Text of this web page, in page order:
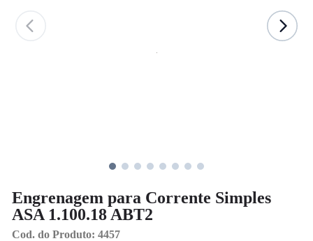
Engrenagem para Corrente Simples
ASA 1.100.18 ABT2
Cod. do Produto: 4457